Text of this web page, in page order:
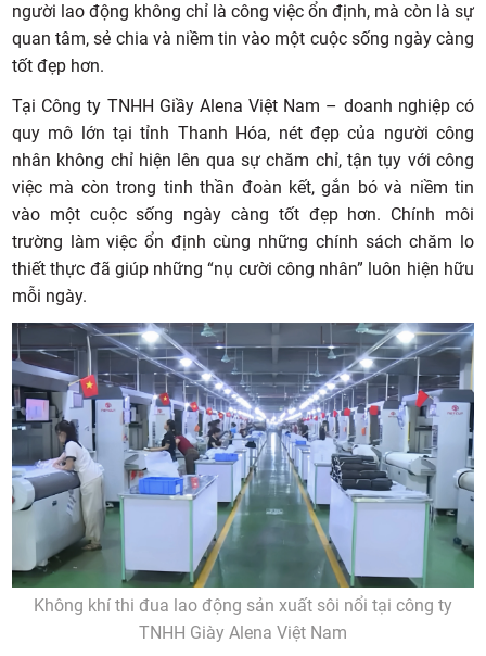
người lao động không chỉ là công việc ổn định, mà còn là sự
quan tâm, sẻ chia và niềm tin vào một cuộc sống ngày càng
tốt đẹp hơn.
Tại Công ty TNHH Giầy Alena Việt Nam – doanh nghiệp có
quy mô lớn tại tỉnh Thanh Hóa, nét đẹp của người công
nhân không chỉ hiện lên qua sự chăm chỉ, tận tụy với công
việc mà còn trong tinh thần đoàn kết, gắn bó và niềm tin
vào một cuộc sống ngày càng tốt đẹp hơn. Chính môi
trường làm việc ổn định cùng những chính sách chăm lo
thiết thực đã giúp những “nụ cười công nhân” luôn hiện hữu
mỗi ngày.
Không khí thi đua lao động sản xuất sôi nổi tại công ty
TNHH Giày Alena Việt Nam